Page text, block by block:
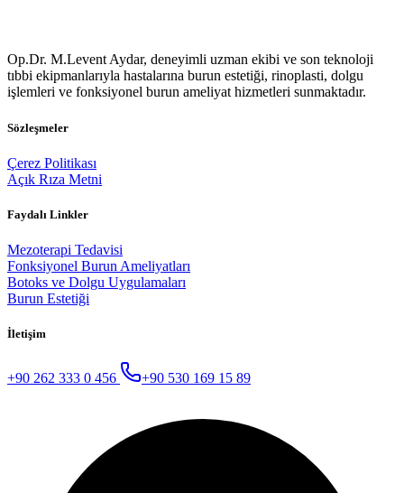
Op.Dr. M.Levent Aydar, deneyimli uzman ekibi ve son teknoloji
tıbbi ekipmanlarıyla hastalarına burun estetiği, rinoplasti, dolgu
işlemleri ve fonksiyonel burun ameliyat hizmetleri sunmaktadır.
Sözleşmeler
Çerez Politikası
Açık Rıza Metni
Faydalı Linkler
Mezoterapi Tedavisi
Fonksiyonel Burun Ameliyatları
Botoks ve Dolgu Uygulamaları
Burun Estetiği
İletişim
+90 262 333 0 456 +90 530 169 15 89